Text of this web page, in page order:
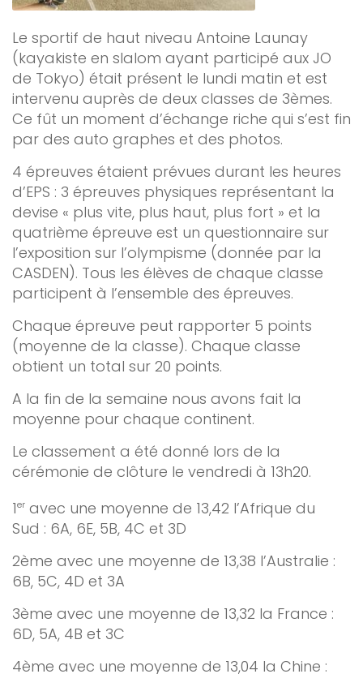
Le sportif de haut niveau Antoine Launay
(kayakiste en slalom ayant participé aux JO
de Tokyo) était présent le lundi matin et est
intervenu auprès de deux classes de 3èmes.
Ce fût un moment d’échange riche qui s’est fin
par des auto graphes et des photos.
4 épreuves étaient prévues durant les heures
d’EPS : 3 épreuves physiques représentant la
devise « plus vite, plus haut, plus fort » et la
quatrième épreuve est un questionnaire sur
l’exposition sur l’olympisme (donnée par la
CASDEN). Tous les élèves de chaque classe
participent à l’ensemble des épreuves.
Chaque épreuve peut rapporter 5 points
(moyenne de la classe). Chaque classe
obtient un total sur 20 points.
A la fin de la semaine nous avons fait la
moyenne pour chaque continent.
Le classement a été donné lors de la
cérémonie de clôture le vendredi à 13h20.
1er avec une moyenne de 13,42 l’Afrique du
Sud : 6A, 6E, 5B, 4C et 3D
2ème avec une moyenne de 13,38 l’Australie :
6B, 5C, 4D et 3A
3ème avec une moyenne de 13,32 la France :
6D, 5A, 4B et 3C
4ème avec une moyenne de 13,04 la Chine :